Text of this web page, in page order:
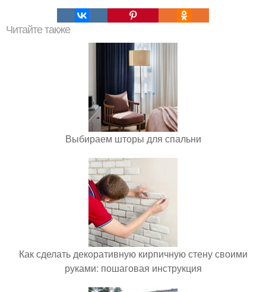
Читайте также
Выбираем шторы для спальни
Как сделать декоративную кирпичную стену своими
руками: пошаговая инструкция